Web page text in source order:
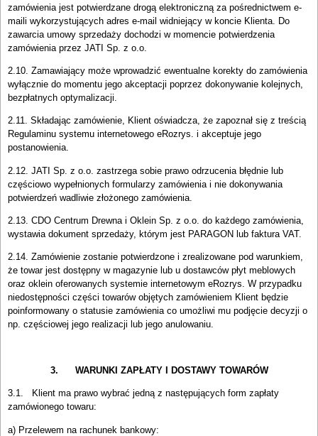
zamówienia jest potwierdzane drogą elektroniczną za pośrednictwem e-
maili wykorzystujących adres e-mail widniejący w koncie Klienta. Do
zawarcia umowy sprzedaży dochodzi w momencie potwierdzenia
zamówienia przez JATI Sp. z o.o.
2.10. Zamawiający może wprowadzić ewentualne korekty do zamówienia
wyłącznie do momentu jego akceptacji poprzez dokonywanie kolejnych,
bezpłatnych optymalizacji.
2.11. Składając zamówienie, Klient oświadcza, że zapoznał się z treścią
Regulaminu systemu internetowego eRozrys. i akceptuje jego
postanowienia.
2.12. JATI Sp. z o.o. zastrzega sobie prawo odrzucenia błędnie lub
częściowo wypełnionych formularzy zamówienia i nie dokonywania
potwierdzeń wadliwie złożonego zamówienia.
2.13. CDO Centrum Drewna i Oklein Sp. z o.o. do każdego zamówienia,
wystawia dokument sprzedaży, którym jest PARAGON lub faktura VAT.
2.14. Zamówienie zostanie potwierdzone i zrealizowane pod warunkiem,
że towar jest dostępny w magazynie lub u dostawców płyt meblowych
oraz oklein oferowanych systemie internetowym eRozrys. W przypadku
niedostępności części towarów objętych zamówieniem Klient będzie
poinformowany o statusie zamówienia co umożliwi mu podjęcie decyzji o
np. częściowej jego realizacji lub jego anulowaniu.
3. WARUNKI ZAPŁATY I DOSTAWY TOWARÓW
3.1. Klient ma prawo wybrać jedną z następujących form zapłaty
zamówionego towaru:
a) Przelewem na rachunek bankowy: